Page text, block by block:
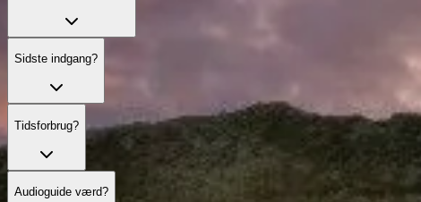
Sidste indgang?
Tidsforbrug?
Audioguide værd?